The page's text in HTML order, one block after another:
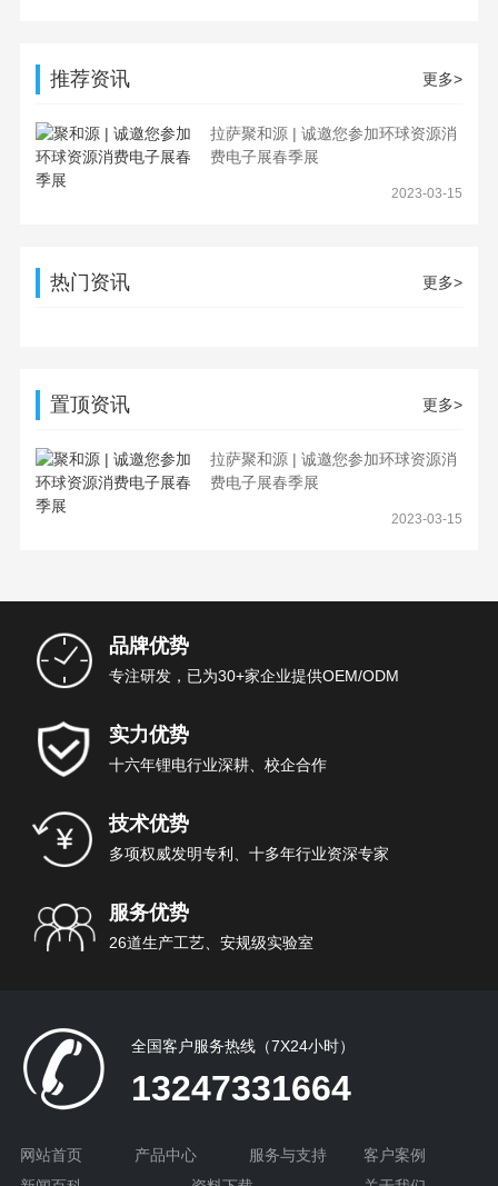
推荐资讯 更多>
拉萨聚和源 | 诚邀您参加环球资源消
费电子展春季展
2023-03-15
热门资讯 更多>
置顶资讯 更多>
拉萨聚和源 | 诚邀您参加环球资源消
费电子展春季展
2023-03-15
品牌优势
专注研发，已为30+家企业提供OEM/ODM
实力优势
十六年锂电行业深耕、校企合作
技术优势
多项权威发明专利、十多年行业资深专家
服务优势
26道生产工艺、安规级实验室
全国客户服务热线（7X24小时）
13247331664
网站首页 产品中心 服务与支持
客户案例